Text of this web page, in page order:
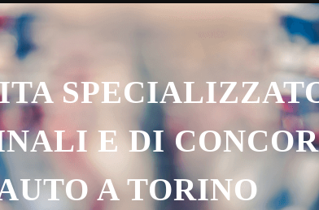
E DI
A TORINO